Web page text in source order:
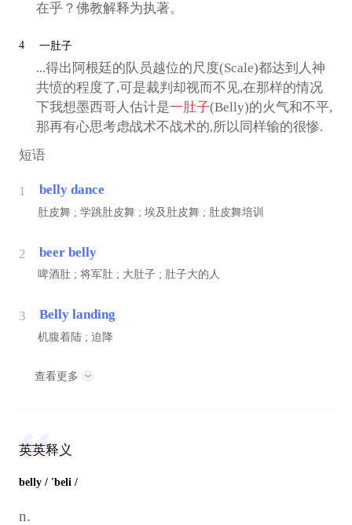
在乎？佛教解释为执著。
4 一肚子
...得出阿根廷的队员越位的尺度(Scale)都达到人神
共愤的程度了,可是裁判却视而不见,在那样的情况
下我想墨西哥人估计是一肚子(Belly)的火气和不平,
那再有心思考虑战术不战术的,所以同样输的很惨.
短语
1 belly dance
肚皮舞 ; 学跳肚皮舞 ; 埃及肚皮舞 ; 肚皮舞培训
2 beer belly
啤酒肚 ; 将军肚 ; 大肚子 ; 肚子大的人
3 Belly landing
机腹着陆 ; 迫降
查看更多
英英释义
belly / 'beli /
n.